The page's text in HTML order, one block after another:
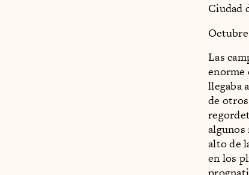
Ciudad
Las
enorme
llegaba
de
algunos
alto de
en los